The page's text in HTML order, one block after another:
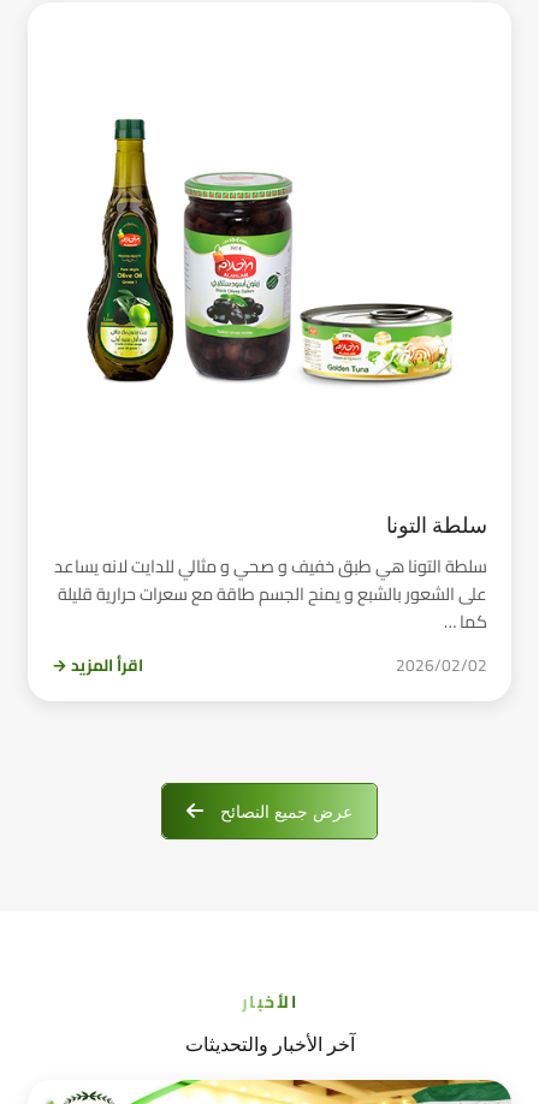
سلطة التونا
سلطة التونا هي طبق خفيف و صحي و مثالي للدايت لانه يساعد
على الشعور بالشبع و يمنح الجسم طاقة مع سعرات حرارية قليلة
كما …
2026/02/02 اقرأ المزيد →
عرض جميع النصائح
الأخبار
آخر الأخبار والتحديثات